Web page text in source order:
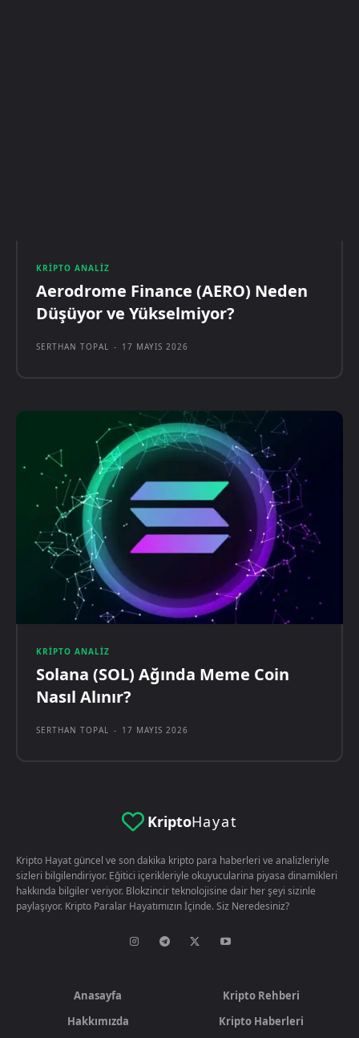
KRIPTO ANALIZ
Aerodrome Finance (AERO) Neden
Düşüyor ve Yükselmiyor?
SERTHAN TOPAL - 17 MAYIS 2026
KRIPTO ANALIZ
Solana (SOL) Ağında Meme Coin
Nasıl Alınır?
SERTHAN TOPAL - 17 MAYIS 2026
KriptoHayat
Kripto Hayat güncel ve son dakika kripto para haberleri ve analizleriyle
sizleri bilgilendiriyor. Eğitici içerikleriyle okuyucularina piyasa dinamikleri
hakkında bilgiler veriyor. Blokzincir teknolojisine dair her şeyi sizinle
paylaşıyor. Kripto Paralar Hayatımızın İçinde. Siz Neredesiniz?
Anasayfa
Hakkımızda
Kripto Rehberi
Kripto Haberleri